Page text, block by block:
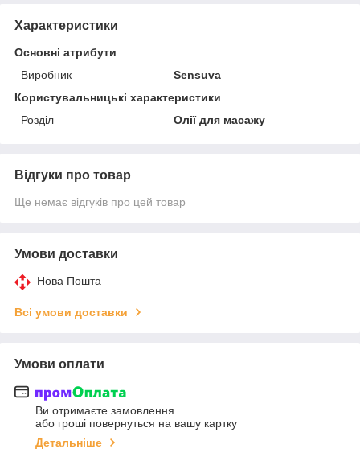
Характеристики
Основні атрибути
Виробник
Sensuva
Користувальницькі характеристики
Розділ
Олії для масажу
Відгуки про товар
Ще немає відгуків про цей товар
Умови доставки
Нова Пошта
Всі умови доставки
Умови оплати
Ви отримаєте замовлення
або гроші повернуться на вашу картку
Детальніше